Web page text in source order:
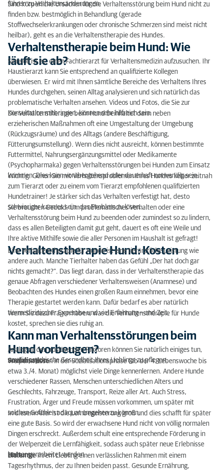
führen zu Verhaltensänderungen.
Sind körperliche Ursachen für die Verhaltensstörung beim Hund nicht zu
finden bzw. bestmöglich in Behandlung (gerade
Stoffwechselerkrankungen oder chronische Schmerzen sind meist nicht
heilbar), geht es an die Verhaltenstherapie des Hundes.
Verhaltenstherapie beim Hund: Wie
läuft sie ab?
Sinnvoll ist es, einen Fachtierarzt für Verhaltensmedizin aufzusuchen. Ihr
Haustierarzt kann Sie entsprechend an qualifizierte Kollegen
überwiesen. Er wird mit Ihnen sämtliche Bereiche des Verhaltens Ihres
Hundes durchgehen, seinen Alltag analysieren und sich natürlich das
problematische Verhalten ansehen. Videos und Fotos, die Sie zur
Konsultation mitbringen, können sehr hilfreich sein.
Die Verhaltenstherapie beim Hund beinhaltet dann neben
erzieherischen Maßnahmen oft eine Umgestaltung der Umgebung
(Rückzugsräume) und des Alltags (andere Beschäftigung,
Fütterungsumstellung). Wenn dies nicht ausreicht, können bestimmte
Futtermittel, Nahrungsergänzungsmittel oder Medikamente
(Psychopharmaka) gegen Verhaltensstörungen bei Hunden zum Einsatz
kommen. Dies kann vorübergehend oder dauerhaft notwendig sein.
Wichtig: Gehen Sie mit Verhaltensproblemen Ihres Hundes lieber zeitnah
zum Tierarzt oder zu einem vom Tierarzt empfohlenen qualifizierten
Hundetrainer! Je stärker sich das Verhalten verfestigt hat, desto
schwieriger kann es sein, das Problem zu lösen.
Sie brauchen Geduld: Um problematisches Verhalten oder eine
Verhaltensstörung beim Hund zu beenden oder zumindest so zu lindern,
dass es allen Beteiligten damit gut geht, dauert es oft eine Weile und
Ihre aktive Mithilfe sowie die aller Personen im Haushalt ist gefragt!
Verhaltenstherapie Hund: Kosten
Eine Verhaltenstherapie für Hunde ist eine tierärztliche Leistung wie
andere auch. Manche Tierhalter haben das Gefühl „Der hat doch gar
nichts gemacht?“. Das liegt daran, dass in der Verhaltenstherapie das
genaue Abfragen verschiedener Verhaltensweisen (Anamnese) und
Beobachten des Hundes einen großen Raum einnehmen, bevor eine
Therapie gestartet werden kann. Dafür bedarf es aber natürlich
tiermedizinischer Expertise und viel Erfahrung – und Zeit.
Wenn Sie dazu Fragen haben, was die Verhaltenstherapie für Hunde
kostet, sprechen sie dies ruhig an.
Kann man Verhaltensstörungen beim
Hund vorbeugen?
Analog zu den auslösenden Faktoren können Sie natürlich einiges tun,
um die psychische Gesundheit Ihres Lieblings zu pflegen.
Sozialisation:
Welpen müssen in der Sozialisationsphase (ab der 4. Lebenswoche bis
etwa 3./4. Monat) möglichst viele Dinge kennenlernen. Andere Hunde
verschiedener Rassen, Menschen unterschiedlichen Alters und
Geschlechts, Fahrzeuge, Transport, Reize aller Art. Auch Stress,
Frustration, Ärger und Freude müssen vorkommen, um später mit
solchen Gefühlen adäquat umgehen zu können.
In diesem Alter ist die Lernbegeisterung groß und dies schafft für später
eine gute Basis. So wird der erwachsene Hund nicht von völlig normalen
Dingen erschreckt. Außerdem schult eine entsprechende Förderung in
der Welpenzeit die Lernfähigkeit, sodass auch später neue Erlebnisse
besser verarbeitet werden.
Haltung:
Bieten Sie Ihrem Liebling einen verlässlichen Rahmen mit einem
Tagesrhythmus, der zu Ihnen beiden passt. Gesunde Ernährung,